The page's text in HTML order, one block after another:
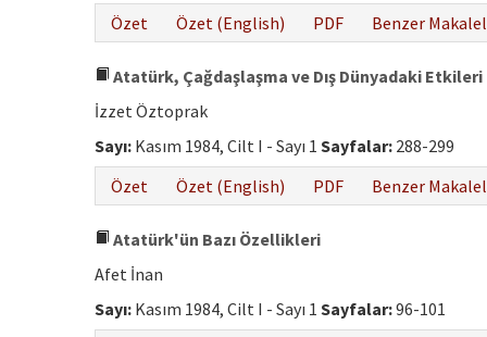
Özet
Özet (English) PDF Benzer
Atatürk, Çağdaşlaşma ve Dış Dünyadaki Etkileri
İzzet Öztoprak
Sayı: Kasım 1984, Cilt I - Sayı 1 Sayfalar: 288-299
Özet
Özet (English) PDF Benzer
Atatürk'ün Bazı Özellikleri
Afet İnan
Sayı: Kasım 1984, Cilt I - Sayı 1 Sayfalar:96-101